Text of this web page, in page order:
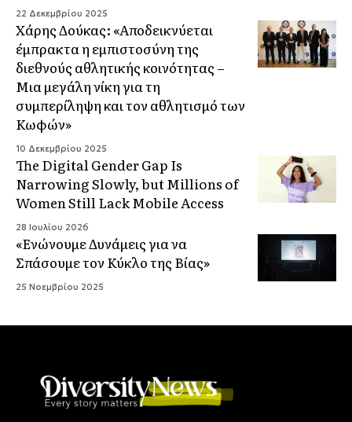
22 Δεκεμβρίου 2025
Χάρης Δούκας: «Αποδεικνύεται
έμπρακτα η εμπιστοσύνη της
διεθνούς αθλητικής κοινότητας –
Μια μεγάλη νίκη για τη
συμπερίληψη και τον αθλητισμό των
Κωφών»
10 Δεκεμβρίου 2025
The Digital Gender Gap Is
Narrowing Slowly, but Millions of
Women Still Lack Mobile Access
28 Ιουλίου 2026
«Ενώνουμε Δυνάμεις για να
Σπάσουμε τον Κύκλο της Βίας»
25 Νοεμβρίου 2025